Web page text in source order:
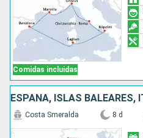
Comidas incluidas
Costa Smeralda 8 d